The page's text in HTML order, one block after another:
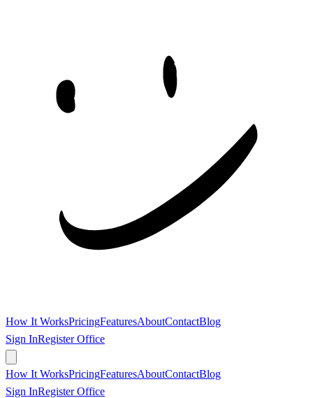
How It WorksPricingFeaturesAboutContactBlog
Sign InRegister Office
How It WorksPricingFeaturesAboutContactBlog
Sign InRegister Office